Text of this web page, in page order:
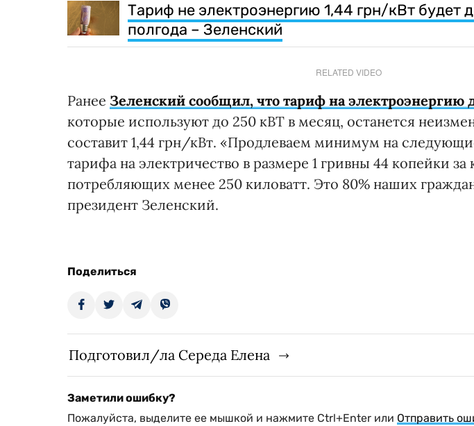
Тариф не электроэнергию 1,44 грн/кВт будет
полгода – Зеленский
RELATED VIDEO
Ранее Зеленский сообщил, что тариф на электроэнергию
которые используют до 250 кВТ в месяц, останется
составит 1,44 грн/кВт. «Продлеваем минимум на
тарифа на электричество в размере 1 гривны 44 копейки за
потребляющих менее 250 киловатт. Это 80% наших
президент Зеленский.
Поделиться
Подготовил/ла Середа Елена
Заметили ошибку?
Пожалуйста, выделите ее мышкой и нажмите Ctrl+Enter или Отправить